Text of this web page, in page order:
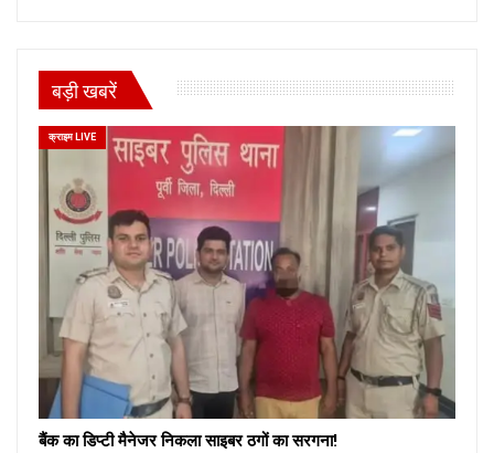
बड़ी खबरें
क्राइम LIVE
बैंक का डिप्टी मैनेजर निकला साइबर ठगों का सरगना!